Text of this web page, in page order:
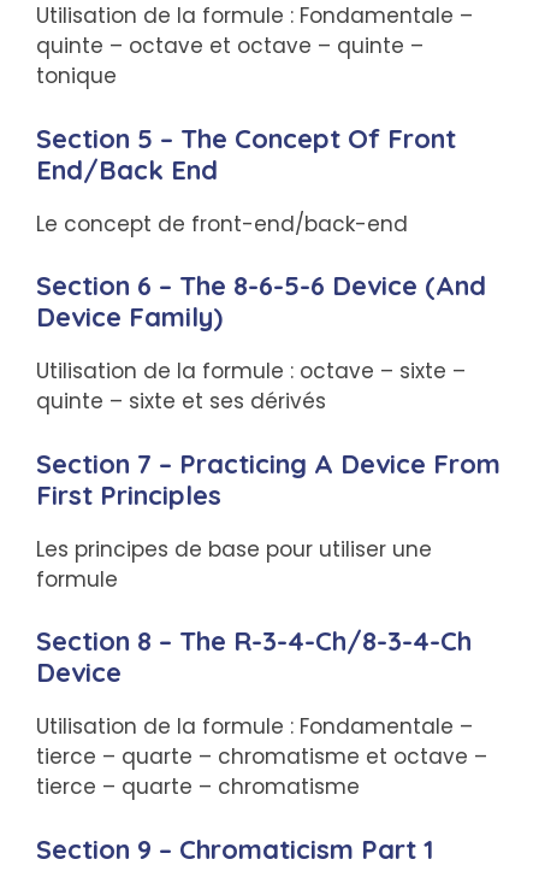
Utilisation de la formule : Fondamentale –
quinte – octave et octave – quinte –
tonique
Section 5 – The Concept Of Front
End/Back End
Le concept de front-end/back-end
Section 6 – The 8-6-5-6 Device (And
Device Family)
Utilisation de la formule : octave – sixte –
quinte – sixte et ses dérivés
Section 7 – Practicing A Device From
First Principles
Les principes de base pour utiliser une
formule
Section 8 – The R-3-4-Ch/8-3-4-Ch
Device
Utilisation de la formule : Fondamentale –
tierce – quarte – chromatisme et octave –
tierce – quarte – chromatisme
Section 9 – Chromaticism Part 1